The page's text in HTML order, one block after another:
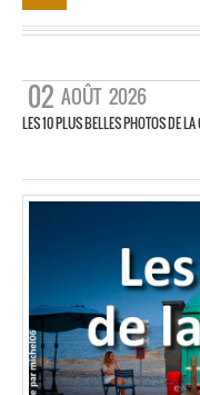
02 AOÛT 2026
LES 10 PLUS BELLES PHOTOS DE